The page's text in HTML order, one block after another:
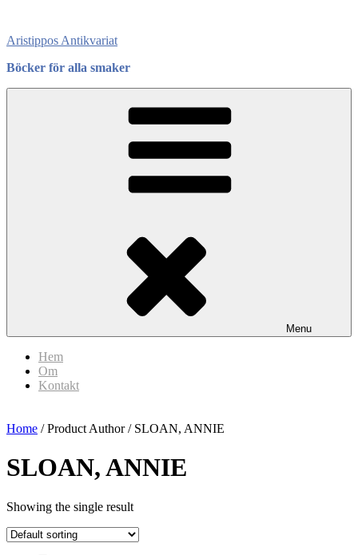
content
Aristippos Antikvariat
Böcker för alla smaker
Menu
Hem
Om
Kontakt
Home / Product Author / SLOAN, ANNIE
SLOAN, ANNIE
Showing the single result